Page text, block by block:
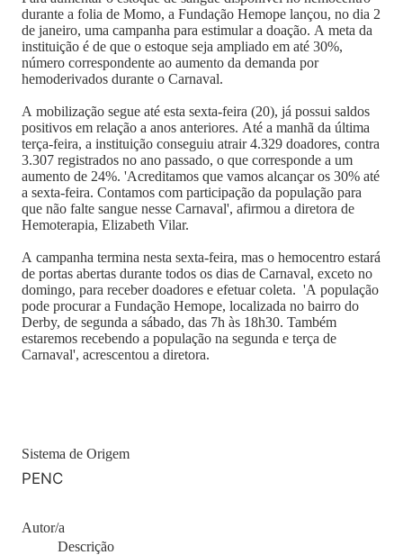
durante a folia de Momo, a Fundação Hemope lançou, no dia 2
de janeiro, uma campanha para estimular a doação. A meta da
instituição é de que o estoque seja ampliado em até 30%,
número correspondente ao aumento da demanda por
hemoderivados durante o Carnaval.
A mobilização segue até esta sexta-feira (20), já possui saldos
positivos em relação a anos anteriores. Até a manhã da última
terça-feira, a instituição conseguiu atrair 4.329 doadores, contra
3.307 registrados no ano passado, o que corresponde a um
aumento de 24%. 'Acreditamos que vamos alcançar os 30% até
a sexta-feira. Contamos com participação da população para
que não falte sangue nesse Carnaval', afirmou a diretora de
Hemoterapia, Elizabeth Vilar.
A campanha termina nesta sexta-feira, mas o hemocentro estará
de portas abertas durante todos os dias de Carnaval, exceto no
domingo, para receber doadores e efetuar coleta. 'A população
pode procurar a Fundação Hemope, localizada no bairro do
Derby, de segunda a sábado, das 7h às 18h30. Também
estaremos recebendo a população na segunda e terça de
Carnaval', acrescentou a diretora.
Sistema de Origem
PENC
Autor/a
Descrição